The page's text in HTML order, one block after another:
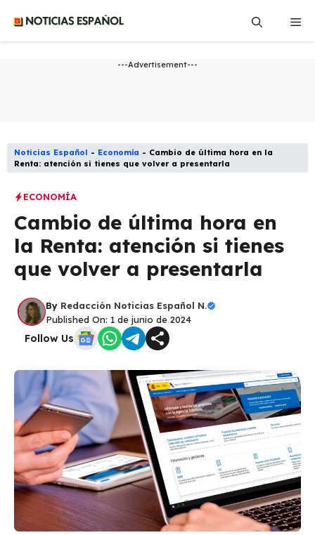
contenido
---Advertisement---
Noticias Español - Economía - Cambio de última hora en la
Renta: atención si tienes que volver a presentarla
ECONOMÍA
Cambio de última hora en
la Renta: atención si tienes
que volver a presentarla
By Redacción Noticias Español N.
Published On: 1 de junio de 2024
Follow Us